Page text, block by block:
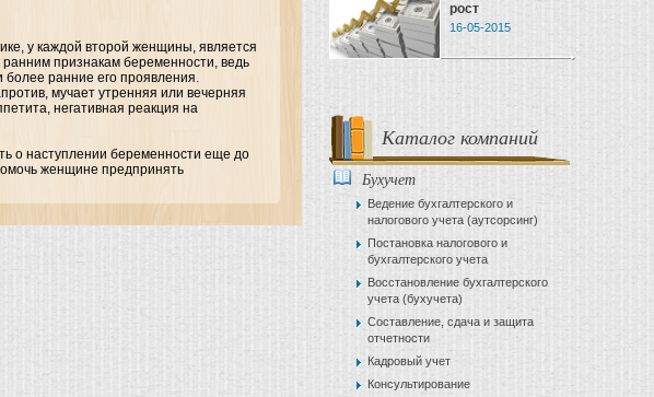
рост
16-05-2015
Каталог компаний
Бухучет
Ведение бухгалтерского и
налогового учета (аутсорсинг)
Постановка налогового и
бухгалтерского учета
Восстановление бухгалтерского
учета (бухучета)
Составление, сдача и защита
отчетности
Кадровый учет
Консультирование
у каждой второй женщины, является
ранним признакам беременности, ведь
более ранние его проявления.
мучает утренняя или вечерняя
негативная реакция на
о наступлении беременности еще до
женщине предпринять